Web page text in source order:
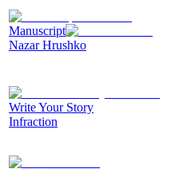
Manuscript
Nazar Hrushko
Write Your Story
Infraction